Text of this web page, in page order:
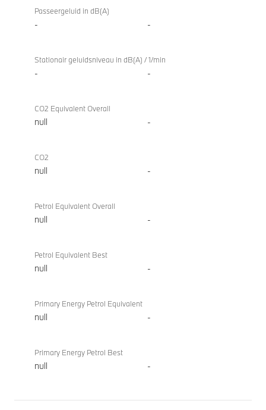
Passeergeluid in dB(A)
- -
Stationair geluidsniveau in dB(A) / 1/min
- -
CO2 Equivalent Overall
null -
CO2
null -
Petrol Equivalent Overall
null -
Petrol Equivalent Best
null -
Primary Energy Petrol Equivalent
null -
Primary Energy Petrol Best
null -